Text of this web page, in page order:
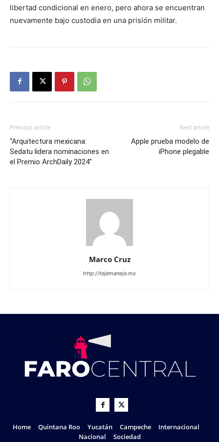
libertad condicional en enero, pero ahora se encuentran
nuevamente bajo custodia en una prisión militar.
Previous article
“Arquitectura mexicana:
Sedatu lidera nominaciones en
el Premio ArchDaily 2024”
Next article
Apple prueba modelo de
iPhone plegable
Marco Cruz
http://tejemaneje.mx
Home Quintana Roo Yucatán Campeche
Internacional
Nacional
Sociedad